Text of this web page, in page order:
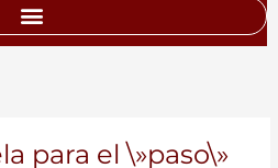
para el \»paso\»